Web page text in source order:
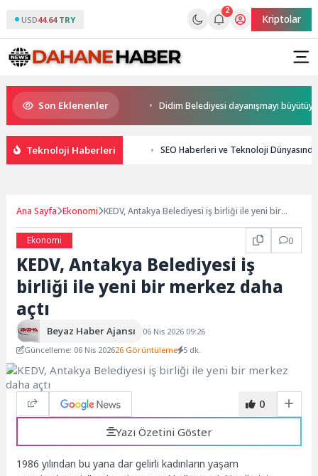
USD44.64 TRY
2
Kriptolar
Son Eklenenler
kupalar sahiplerini buldu Didim Belediyesi dayanışmayı büyütüyor
Teknoloji Haberleri SEO Haberleri ve Teknoloji
Ana Sayfa Ekonomi KEDV, Antakya Belediyesi iş birliği ile yeni bir
Ekonomi
0
KEDV, Antakya Belediyesi iş
birliği ile yeni bir merkez daha
açtı
Beyaz Haber Ajansı
06 Nis 2026 09:26
Güncelleme: 06 Nis 202626 Görüntüleme 5 dk.
0
Yazı Özetini Göster
1986 yılından bu yana dar gelirli kadınların yaşam